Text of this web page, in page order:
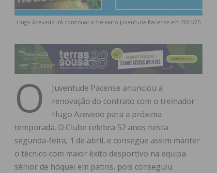
Hugo Azevedo irá continuar a treinar o Juventude Pacense em 2024/25
O
Juventude Pacense anunciou a
renovação do contrato com o treinador
Hugo Azevedo para a próxima
temporada. O Clube celebra 52 anos nesta
segunda-feira, 1 de abril, e consegue assim manter
o técnico com maior êxito desportivo na equipa
sénior de hóquei em patins, pois conseguiu